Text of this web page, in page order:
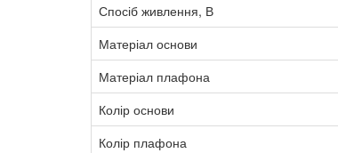
Спосіб живлення, В
Матеріал основи
Матеріал плафона
Колір основи
Колір плафона